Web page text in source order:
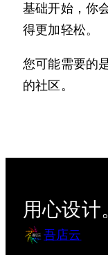
基础开始，你
得更加轻松。
您可能需要的
的社区。
用心设计。
吾店云